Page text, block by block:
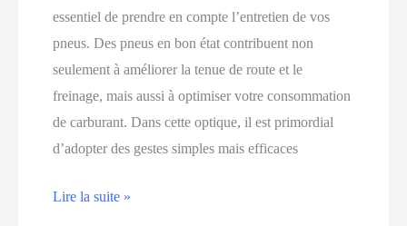
essentiel de prendre en compte l’entretien de vos
pneus. Des pneus en bon état contribuent non
seulement à améliorer la tenue de route et le
freinage, mais aussi à optimiser votre consommation
de carburant. Dans cette optique, il est primordial
d’adopter des gestes simples mais efficaces
Comment
Lire la suite »